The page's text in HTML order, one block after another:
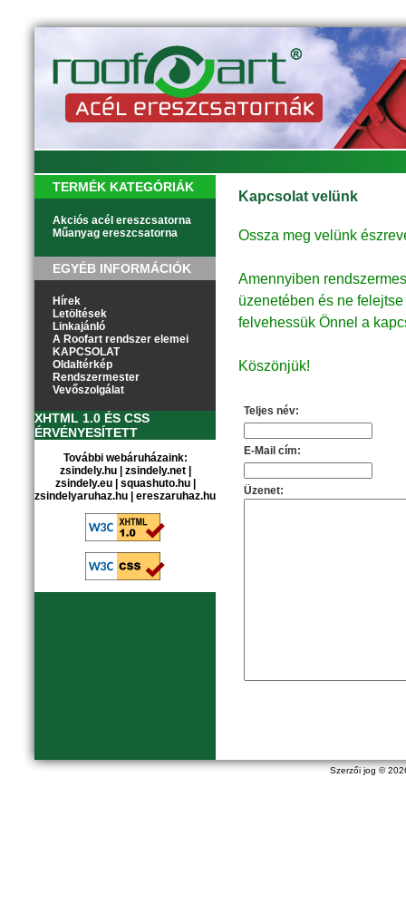
Szerzői jog ©
TERMÉK KATEGÓRIÁK
Akciós acél ereszcsatorna
Műanyag ereszcsatorna
EGYÉB INFORMÁCIÓK
Hírek
Letöltések
Linkajánló
A Roofart rendszer elemei
KAPCSOLAT
Oldaltérkép
Rendszermester
Vevőszolgálat
XHTML 1.0 ÉS CSS
ÉRVÉNYESÍTETT
További webáruházaink:
zsindely.hu| zsindely.net|
zsindely.eu| squashuto.hu|
zsindelyaruhaz.hu
ereszaruhaz.hu
Kapcsolat velünk
Ossza meg velünk
Amennyiben
üzenetében és ne
felvehessük Önnel a
Köszönjük!
Teljes név:
E-Mail cím:
Üzenet: